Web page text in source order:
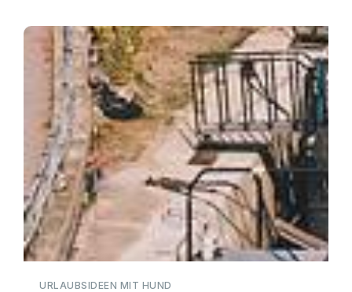
Hausboot mit Hund
URLAUBSIDEEN MIT HUND